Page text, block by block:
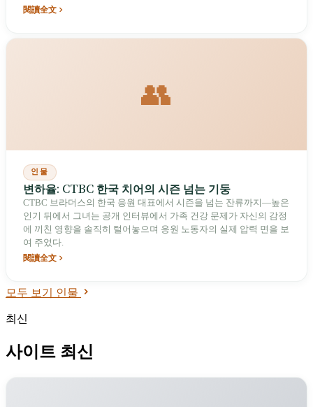
閱讀全文
👥
인물
변하율: CTBC 한국 치어의 시즌 넘는 기둥
CTBC 브라더스의 한국 응원 대표에서 시즌을 넘는 잔류까지—높은
인기 뒤에서 그녀는 공개 인터뷰에서 가족 건강 문제가 자신의 감정
에 끼친 영향을 솔직히 털어놓으며 응원 노동자의 실제 압력 면을 보
여 주었다.
閱讀全文
모두 보기 인물
최신
사이트 최신